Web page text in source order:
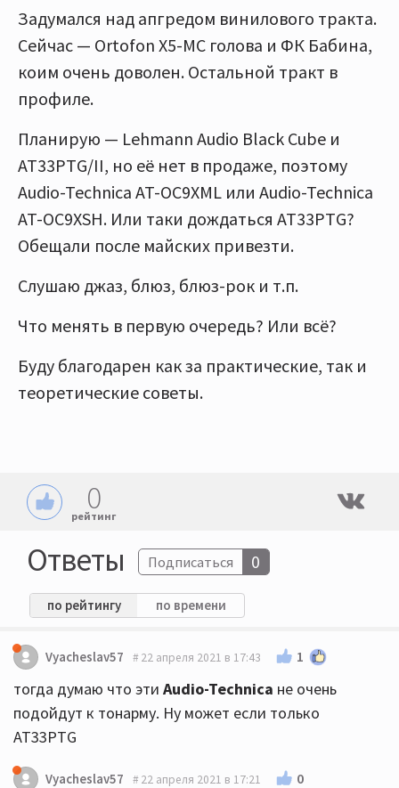
Задумался над апгредом винилового тракта.
Сейчас — Ortofon X5-MC голова и ФК Бабина,
коим очень доволен. Остальной тракт в
профиле.
Планирую — Lehmann Audio Black Cube и
AT33PTG/II, но её нет в продаже, поэтому
Audio-Technica AT-OC9XML или Audio-Technica
AT-OC9XSH. Или таки дождаться AT33PTG?
Обещали после майских привезти.
Слушаю джаз, блюз, блюз-рок и т.п.
Что менять в первую очередь? Или всё?
Буду благодарен как за практические, так и
теоретические советы.
0
рейтинг
Ответы Подписаться 0
по рейтингу по времени
Vyacheslav57 22 апреля 2021 в 17:43 1
тогда думаю что эти Audio-Technica не очень
подойдут к тонарму. Ну может если только
AT33PTG
Vyacheslav57 22 апреля 2021 в 17:21 0